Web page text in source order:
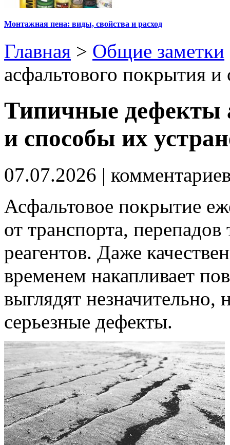
Монтажная пена: виды, свойства и расход
Главная > Общие заметки
асфальтового покрытия
Типичные дефекты
и способы их
07.07.2026 |
Асфальтовое покрытие
от транспорта,
реагентов. Даже
временем накапливает
выглядят
серьезные дефекты.